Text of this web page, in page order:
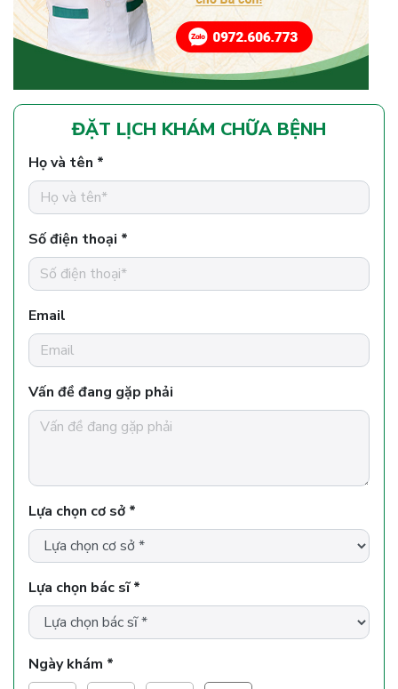
ĐẶT LỊCH KHÁM CHỮA BỆNH
Họ và tên *
Số điện thoại *
Email
Vấn đề đang gặp phải
Lựa chọn cơ sở *
Lựa chọn bác sĩ *
Ngày khám *